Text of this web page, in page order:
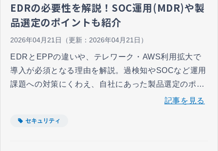
EDRの必要性を解説！SOC運用(MDR)や製
品選定のポイントも紹介
2026年04月21日 （更新： 2026年04月21日 ）
EDRとEPPの違いや、テレワーク・AWS利用拡大で
導入が必須となる理由を解説。過検知やSOCなど運用
課題への対策にくわえ、自社にあった製品選定のポイ
ントもご紹介します。MDR活用の基準まで、エンドポ
記事を見る
セキュリティ